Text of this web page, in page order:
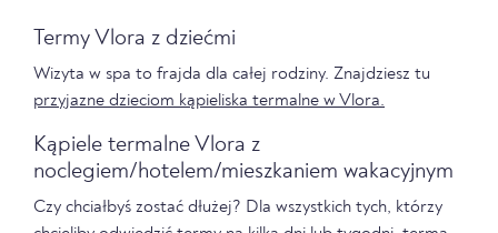
Termy Vlora z dziećmi
Wizyta w spa to frajda dla całej rodziny. Znajdziesz tu
przyjazne dzieciom kąpieliska termalne w Vlora.
Kąpiele termalne Vlora z
noclegiem/hotelem/mieszkaniem wakacyjnym
Czy chciałbyś zostać dłużej? Dla wszystkich tych, którzy